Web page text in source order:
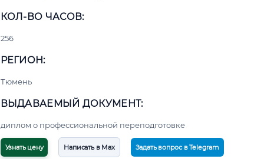
КОЛ-ВО ЧАСОВ:
256
РЕГИОН:
Тюмень
ВЫДАВАЕМЫЙ ДОКУМЕНТ:
диплом о профессиональной переподготовке
Узнать цену Написать в Max Задать вопрос в Telegram